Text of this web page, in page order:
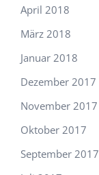
April 2018
März 2018
Januar 2018
Dezember 2017
November 2017
Oktober 2017
September 2017